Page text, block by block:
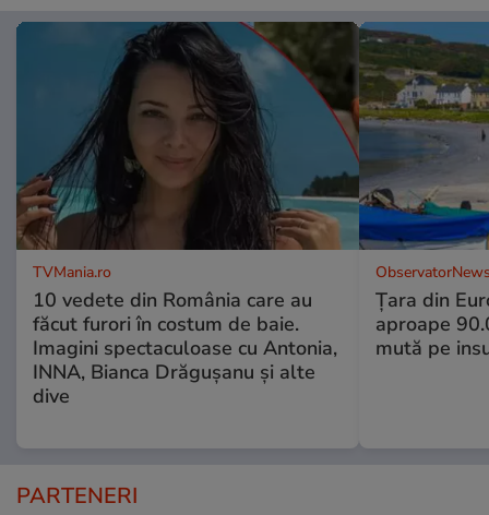
TVMania.ro
10 vedete din România care au
făcut furori în costum de baie.
Imagini spectaculoase cu Antonia,
INNA, Bianca Drăgușanu și alte
dive
Țara din
aproape
mută pe
PARTENERI